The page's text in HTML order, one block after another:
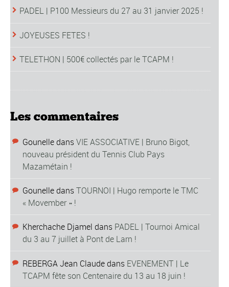
PADEL | P100 Messieurs du 27 au 31 janvier 2025 !
JOYEUSES FETES !
TELETHON | 500€ collectés par le TCAPM !
Les commentaires
Gounelle dansVIE ASSOCIATIVE | Bruno Bigot,
nouveau président du Tennis Club Pays
Mazamétain !
Gounelle dansTOURNOI | Hugo remporte le TMC
« Movember » !
Kherchache Djamel dans PADEL | Tournoi Amical
du 3 au 7 juillet à Pont de Larn !
REBERGA Jean Claude dans EVENEMENT | Le
TCAPM fête son Centenaire du 13 au 18 juin !